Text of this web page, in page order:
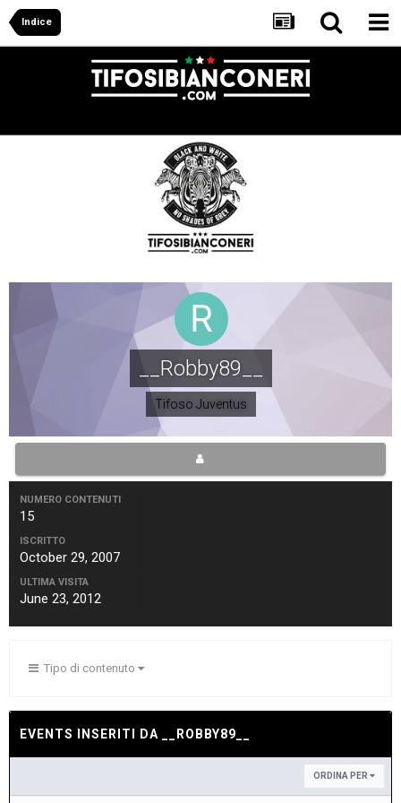
Indice
__Robby89__
Tifoso Juventus
NUMERO CONTENUTI
15
ISCRITTO
October 29, 2007
ULTIMA VISITA
June 23, 2012
Tipo di contenuto
EVENTS INSERITI DA __ROBBY89__
ORDINA PER